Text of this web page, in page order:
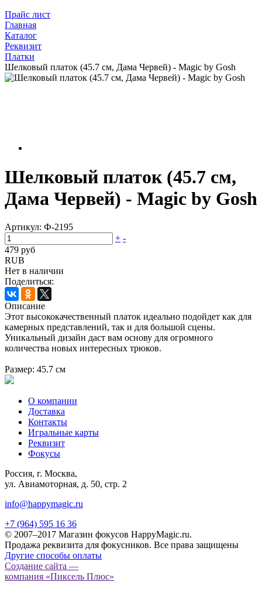
Прайс лист
Главная
Каталог
Реквизит
Платки
Шелковый платок (45.7 см, Дама Червей) - Magic by Gosh
Шелковый платок (45.7 см,
Дама Червей) - Magic by Gosh
Артикул: Ф-2195
+ -
479 руб
RUB
Нет в наличии
Поделиться:
Описание
Этот высококачественный платок идеально подойдет как для
камерных представлений, так и для большой сцены.
Уникальный дизайн даст вам основу для огромного
количества новых интересных трюков.
Размер: 45.7 см
О компании
Доставка
Контакты
Игральные карты
Реквизит
Фокусы
Россия, г. Москва,
ул. Авиамоторная, д. 50, стр. 2
info@happymagic.ru
+7 (964) 595 16 36
© 2007–2017 Магазин фокусов HappyMagic.ru.
Продажа реквизита для фокусников. Все права защищены
Другие способы оплаты
Создание сайта —
компания «Пиксель Плюс»